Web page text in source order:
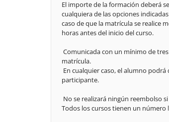
El importe de la formación deberá
cualquiera de las opciones
caso de que la matrícula se realice
horas antes del inicio del curso.
Comunicada con un mínimo de
matrícula.
En cualquier caso, el alumno
participante.
No se realizará ningún reembolso
Todos los cursos tienen un número